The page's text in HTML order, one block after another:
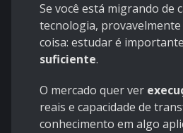
Se você está migrando de
tecnologia,
coisa: estudar é
suficiente.
O mercado quer ver
reais e capacidade de
conhecimento em algo